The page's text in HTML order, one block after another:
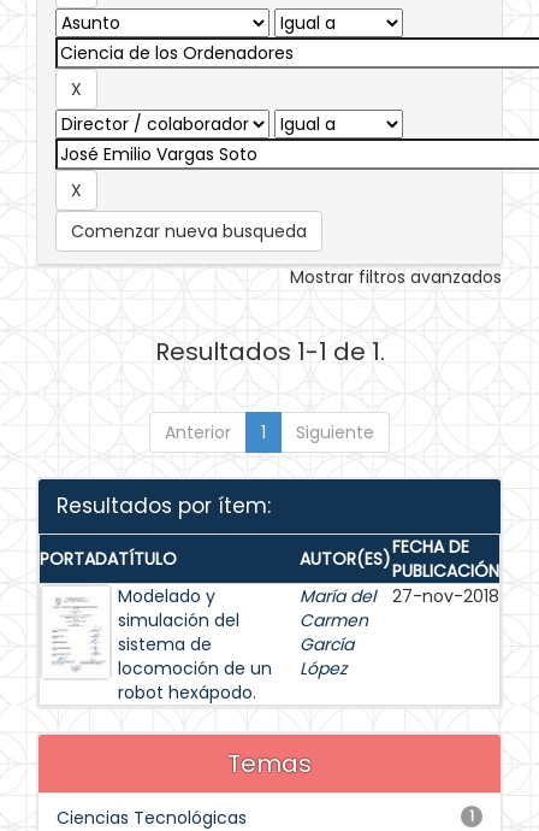
Comenzar nueva busqueda
Mostrar filtros avanzados
Resultados 1-1 de 1.
Anterior 1 Siguiente
Resultados por ítem:
PORTADATÍTULO AUTOR(ES)FECHA DE
PUBLICACIÓN
Modelado y
simulación del
sistema de
locomoción de un
robot hexápodo.
María del
Carmen
García
López
27-nov-2018
Temas
1
Ciencias Tecnológicas